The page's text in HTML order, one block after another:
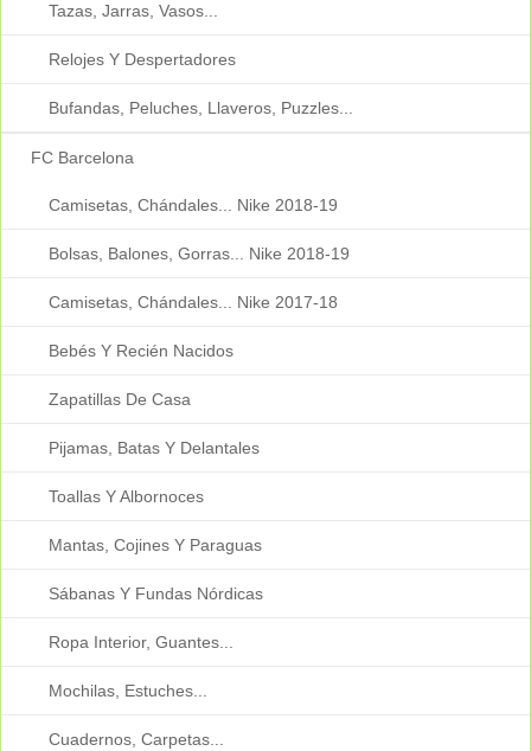
Tazas, Jarras, Vasos...
Relojes Y Despertadores
Bufandas, Peluches, Llaveros, Puzzles...
FC Barcelona
Camisetas, Chándales... Nike 2018-19
Bolsas, Balones, Gorras... Nike 2018-19
Camisetas, Chándales... Nike 2017-18
Bebés Y Recién Nacidos
Zapatillas De Casa
Pijamas, Batas Y Delantales
Toallas Y Albornoces
Mantas, Cojines Y Paraguas
Sábanas Y Fundas Nórdicas
Ropa Interior, Guantes...
Mochilas, Estuches...
Cuadernos, Carpetas...